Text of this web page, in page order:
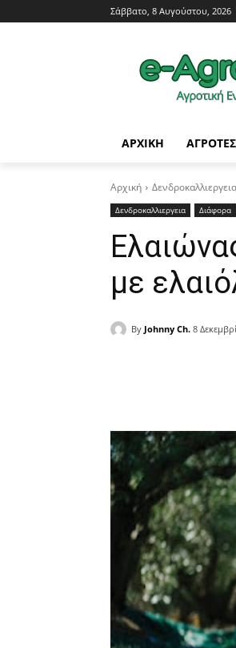
Σάββατο, 8 Αυγούστου, 2026
ΑΡΧΙΚΗ AΓΡΟΤΕΣ
Αρχική Δενδροκαλλιεργεια
Δενδροκαλλιεργεια Διάφορα
με
By Johnny Ch. 8